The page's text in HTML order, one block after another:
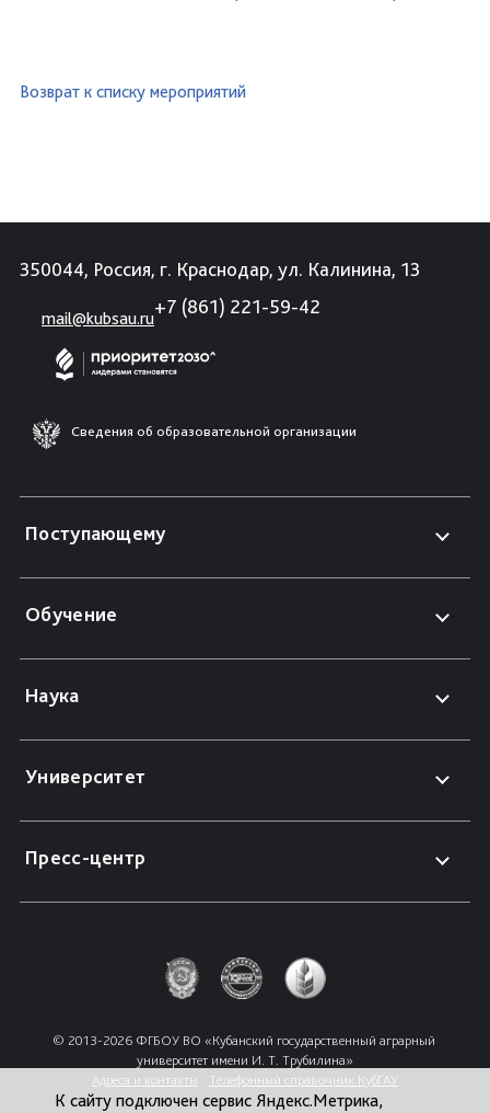
Возврат к списку мероприятий
350044, Россия, г. Краснодар, ул. Калинина, 13
mail@kubsau.ru
+7 (861) 221-59-42
Сведения об образовательной организации
Поступающему
Обучение
Наука
Университет
Пресс-центр
© 2013-2026 ФГБОУ ВО «Кубанский государственный аграрный
университет имени И. Т. Трубилина»
Адреса и контакты
Телефонный справочник КубГАУ
К сайту подключен сервис Яндекс.Метрика,